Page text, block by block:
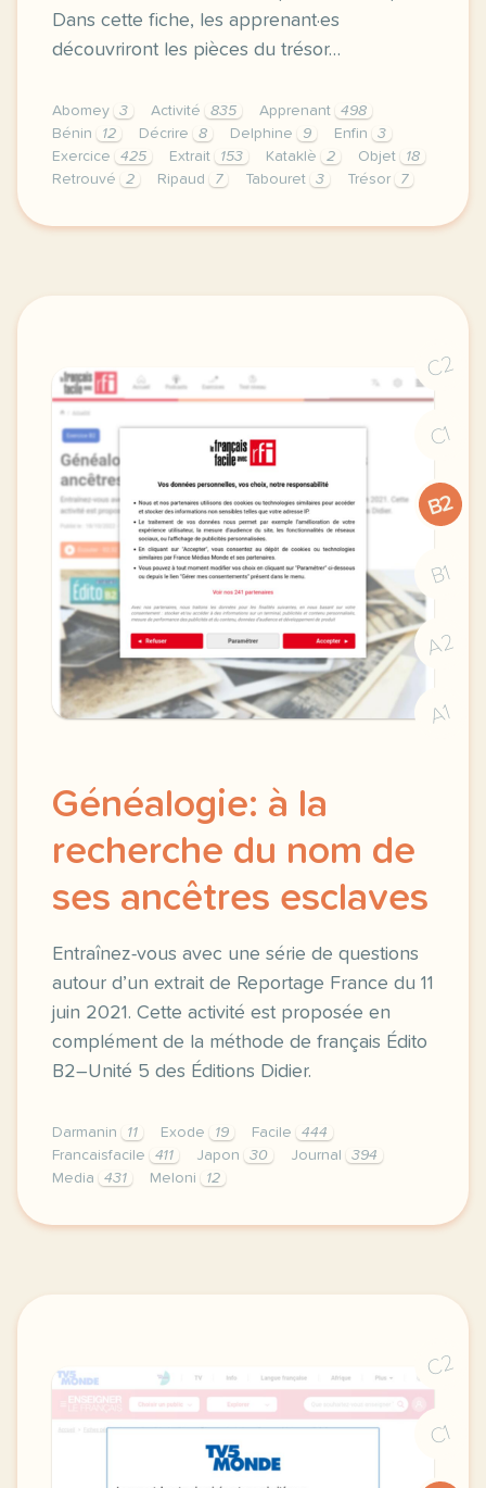
Dans cette fiche, les apprenant·es
découvriront les pièces du trésor…
Abomey 3 Activité 835 Apprenant
498
Bénin
12 Décrire 8 Delphine 9 Enfin
3
Exercice
425 Extrait 153 Kataklè 2 Objet
18
Retrouvé
2 Ripaud 7 Tabouret 3 Trésor 7
fiche a1 le 27e tresor d abomey enfin retrouve
C2
C1
B2
B1
A2
A1
Généalogie: à la
recherche du nom de
ses ancêtres esclaves
Entraînez-vous avec une série de questions
autour d’un extrait de Reportage France du 11
juin 2021. Cette activité est proposée en
complément de la méthode de français Édito
B2–Unité 5 des Éditions Didier.
Darmanin 11 Exode 19 Facile
444
Francaisfacile
411 Japon 30 Journal
394
Media
431 Meloni 12
exercice b2 genealogie a la recherche du nom
C2
C1